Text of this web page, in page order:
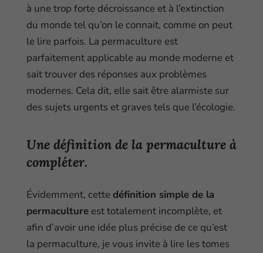
à une trop forte décroissance et à l’extinction
du monde tel qu’on le connait, comme on peut
le lire parfois. La permaculture est
parfaitement applicable au monde moderne et
sait trouver des réponses aux problèmes
modernes. Cela dit, elle sait être alarmiste sur
des sujets urgents et graves tels que l’écologie.
Une définition de la permaculture à
compléter.
Évidemment, cettedéfinition simple de la
permacultureest totalement incomplète, et
afin d’avoir une idée plus précise de ce qu’est
la permaculture, je vous invite à lire les tomes